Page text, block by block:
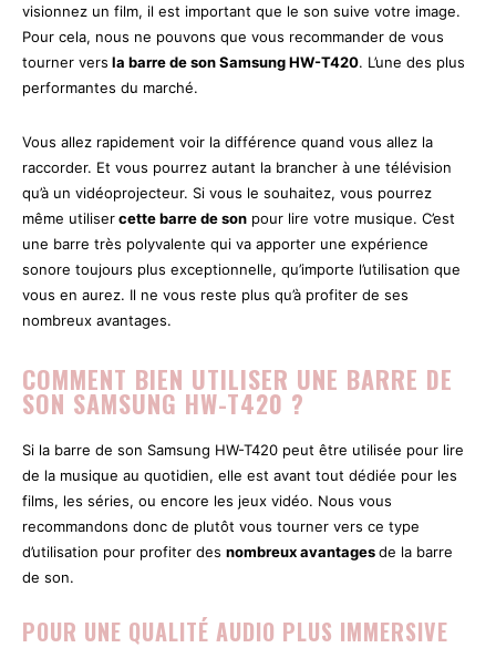
visionnez un film, il est important que le son suive votre image.
Pour cela, nous ne pouvons que vous recommander de vous
tourner vers la barre de son Samsung HW-T420. L’une des plus
performantes du marché.
Vous allez rapidement voir la différence quand vous allez la
raccorder. Et vous pourrez autant la brancher à une télévision
qu’à un vidéoprojecteur. Si vous le souhaitez, vous pourrez
même utilisercette barre de son pour lire votre musique. C’est
une barre très polyvalente qui va apporter une expérience
sonore toujours plus exceptionnelle, qu’importe l’utilisation que
vous en aurez. Il ne vous reste plus qu’à profiter de ses
nombreux avantages.
COMMENT BIEN UTILISER UNE BARRE DE
SON SAMSUNG HW-T420 ?
Si la barre de son Samsung HW-T420 peut être utilisée pour lire
de la musique au quotidien, elle est avant tout dédiée pour les
films, les séries, ou encore les jeux vidéo. Nous vous
recommandons donc de plutôt vous tourner vers ce type
d’utilisation pour profiter des nombreux avantagesde la barre
de son.
POUR UNE QUALITÉ AUDIO PLUS IMMERSIVE